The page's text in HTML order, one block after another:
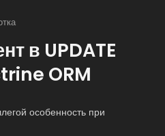
в UPDATE
ORM
особенность при